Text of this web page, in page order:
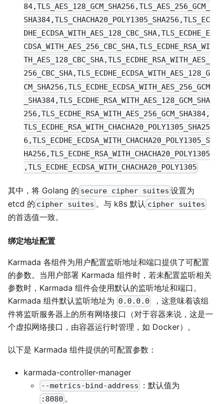
84,TLS_AES_128_GCM_SHA256,TLS_AES_256_GCM_
SHA384,TLS_CHACHA20_POLY1305_SHA256,TLS_EC
DHE_ECDSA_WITH_AES_128_CBC_SHA,TLS_ECDHE_E
CDSA_WITH_AES_256_CBC_SHA,TLS_ECDHE_RSA_WI
TH_AES_128_CBC_SHA,TLS_ECDHE_RSA_WITH_AES_
256_CBC_SHA,TLS_ECDHE_ECDSA_WITH_AES_128_G
CM_SHA256,TLS_ECDHE_ECDSA_WITH_AES_256_GCM
_SHA384,TLS_ECDHE_RSA_WITH_AES_128_GCM_SHA
256,TLS_ECDHE_RSA_WITH_AES_256_GCM_SHA384,
TLS_ECDHE_RSA_WITH_CHACHA20_POLY1305_SHA25
6,TLS_ECDHE_ECDSA_WITH_CHACHA20_POLY1305_S
HA256,TLS_ECDHE_RSA_WITH_CHACHA20_POLY1305
,TLS_ECDHE_ECDSA_WITH_CHACHA20_POLY1305
其中，将 Golang 的 secure cipher suites 设置为
etcd 的 cipher suites 。与 k8s 默认 cipher suites
的首选值一致。
绑定地址配置
Karmada 各组件为用户配置监听地址和端口提供了可配置
的参数。当用户部署 Karmada 组件时，若未配置监听相关
参数时，Karmada 组件会使用默认的监听地址和端口。
Karmada 组件默认监听地址为 0.0.0.0
，这意味着该组
件将监听服务器上的所有网络接口（对于容器来说，这是一
个虚拟网络接口，由容器运行时管理，如 Docker）。
以下是 Karmada 组件提供的可配置参数：
karmada-controller-manager
--metrics-bind-address ：默认值为
:8080 。